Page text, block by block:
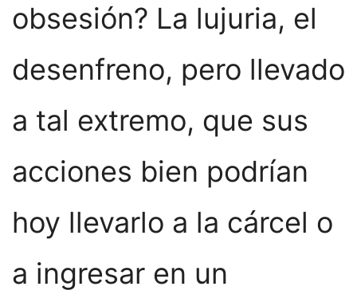
obsesión? La lujuria, el
desenfreno, pero llevado
a tal extremo, que sus
acciones bien podrían
hoy llevarlo a la cárcel o
a ingresar en un